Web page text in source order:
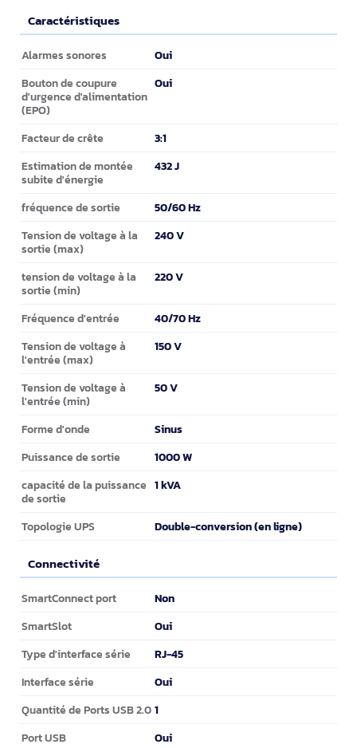
Caractéristiques
Caractéristiques
Alarmes sonores Oui
Bouton de coupure
d'urgence d'alimentation
(EPO)
Oui
Facteur de crête 3:1
Estimation de montée
subite d'énergie
432 J
fréquence de sortie 50/60 Hz
Tension de voltage à la
sortie (max)
240 V
tension de voltage à la
sortie (min)
220 V
Fréquence d'entrée 40/70 Hz
Tension de voltage à
l'entrée (max)
150 V
Tension de voltage à
l'entrée (min)
50 V
Forme d'onde Sinus
Puissance de sortie 1000 W
capacité de la puissance
de sortie
1 kVA
Topologie UPS Double-conversion (en ligne)
Connectivité
Connectivité
SmartConnect port Non
SmartSlot Oui
Type d'interface série RJ-45
Interface série Oui
Quantité de Ports USB 2.0 1
Port USB Oui